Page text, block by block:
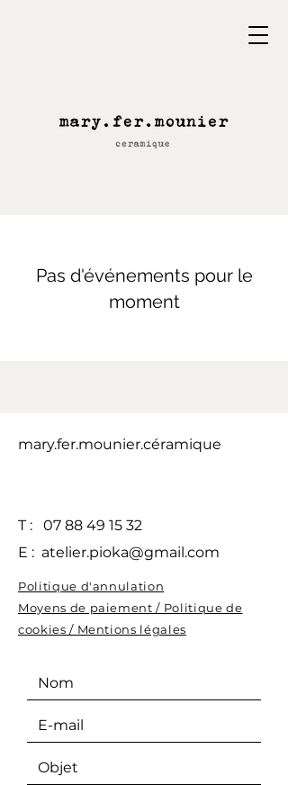
Pas d'événements pour le
moment
mary.fer.mounier.céramique
T : 07 88 49 15 32
E : atelier.pioka@gmail.com
Politique d'annulation
Moyens de paiement / Politique de
cookies / Mentions légales